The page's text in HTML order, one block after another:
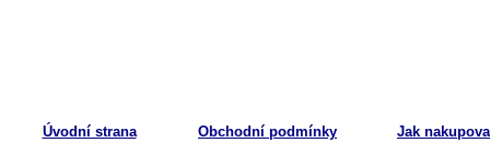
Úvodní strana Obchodní podmínky Jak